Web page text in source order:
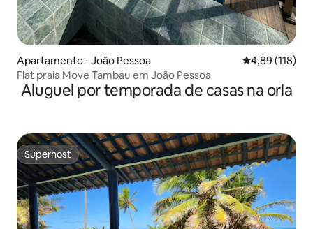
Apartamento ⋅ João Pessoa 4,89 de uma
4,89 (118)
Flat praia Move Tambau em João Pessoa
Aluguel por temporada de casas na orla
Superhost
Superhost